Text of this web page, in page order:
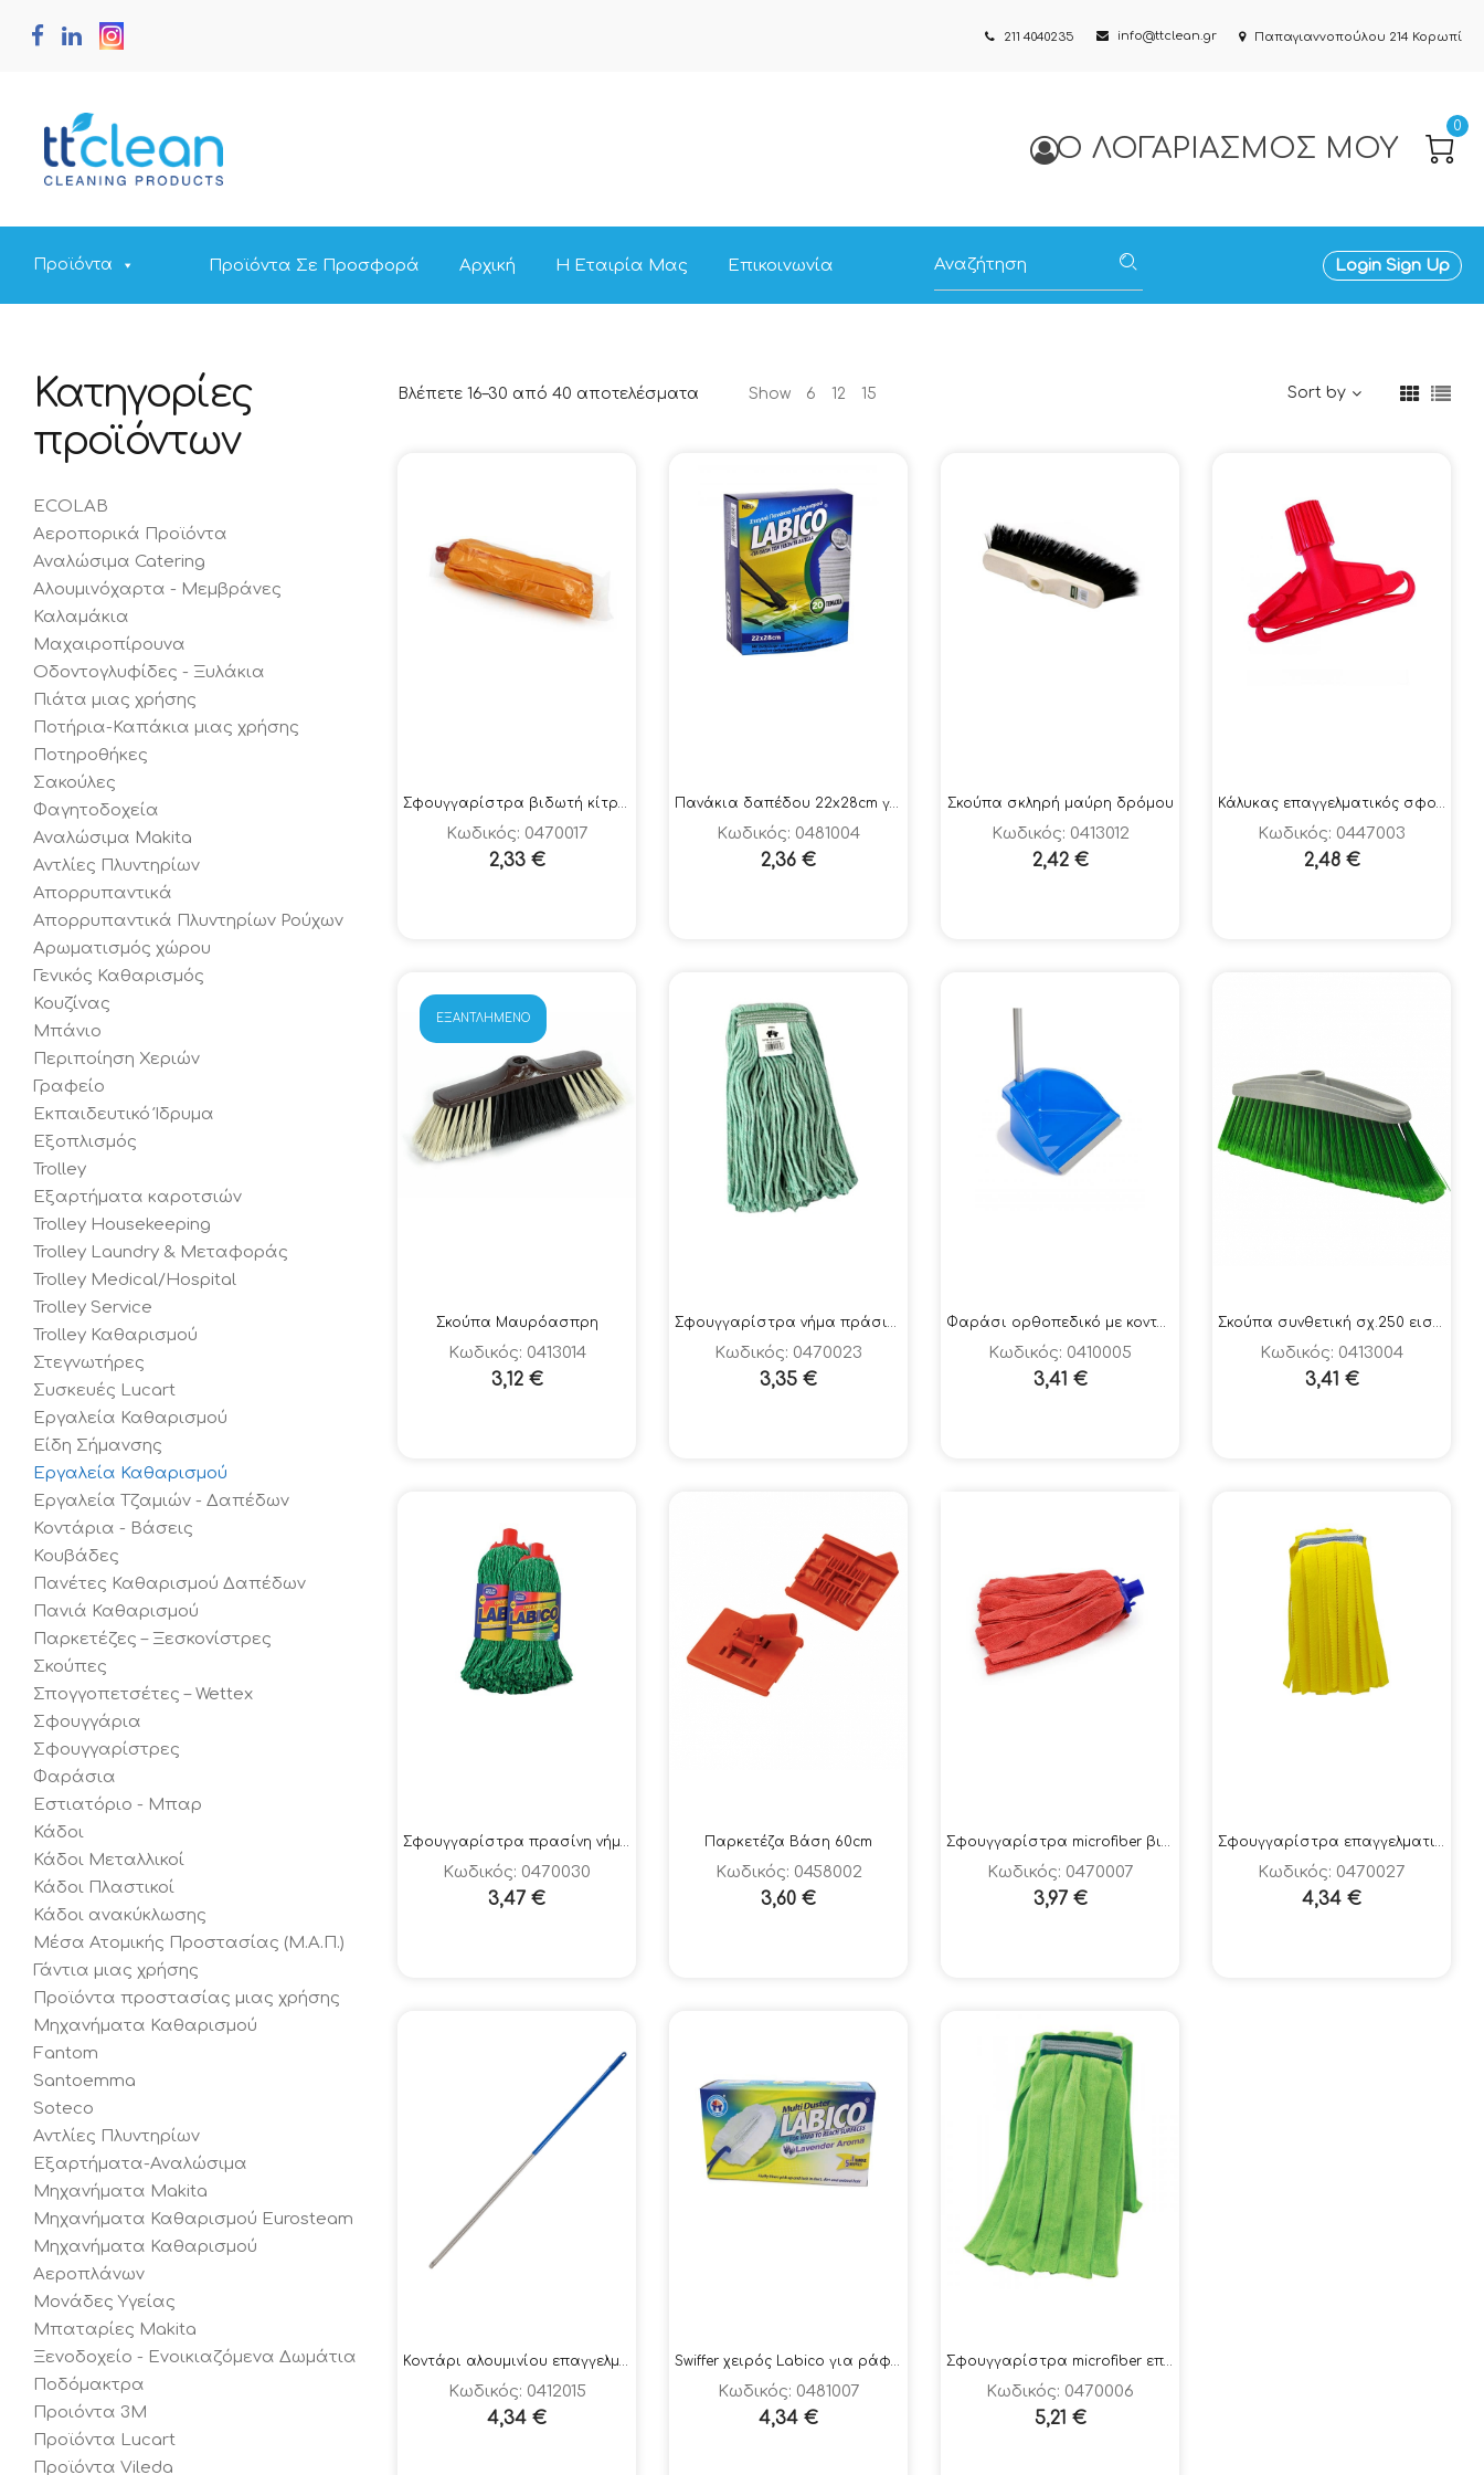
211 4040235 info@ttclean.gr Παπαγιαννοπούλου 214 Κορωπί
Ο ΛΟΓΑΡΙΑΣΜΌΣ ΜΟΥ
0
Προϊόντα Προϊόντα Σε Προσφορά Αρχική Η Εταιρία Μας Επικοινωνία Login Sign Up
Βλέπετε 16–30 από 40 αποτελέσματα Sorted
high
Show 6 12 15 Sort by
Σφουγγαρίστρα βιδωτή κίτρινη WETEX
Κωδικός: 0470017
2,33 €
Πανάκια δαπέδου 22x28cm για βάση Labico
Κωδικός: 0481004
2,36 €
Σκούπα σκληρή μαύρη δρόμου
Κωδικός: 0413012
2,42 €
Κάλυκας επαγγελματικός σφουγγαρίσματος
Κωδικός: 0447003
2,48 €
ΕΞΑΝΤΛΗΜΈΝΟ
Σκούπα Μαυρόασπρη
Κωδικός: 0413014
3,12 €
Σφουγγαρίστρα νήμα πράσινη επαγγελματική 400gr
Κωδικός: 0470023
3,35 €
Φαράσι ορθοπεδικό με κοντάρι ΣΧ 805
Κωδικός: 0410005
3,41 €
Σκούπα συνθετική σχ.250 εισαγωγής
Κωδικός: 0413004
3,41 €
Σφουγγαρίστρα πρασίνη νήμα βιδωτή 250gr
Κωδικός: 0470030
3,47 €
Παρκετέζα Βάση 60cm
Κωδικός: 0458002
3,60 €
Σφουγγαρίστρα microfiber βιδωτή 190 γραμμάρια
Κωδικός: 0470007
3,97 €
Σφουγγαρίστρα επαγγελματική κίτρινη τύπου wettex
Κωδικός: 0470027
4,34 €
Κοντάρι αλουμινίου επαγγελματικό
Κωδικός: 0412015
4,34 €
Swiffer χειρός Labico για ράφια, έπιπλα 6 τεμ.
Κωδικός: 0481007
4,34 €
Σφουγγαρίστρα microfiber επαγγελματική
Κωδικός: 0470006
5,21 €
Κατηγορίες
προϊόντων
ECOLAB
Αεροπορικά Προϊόντα
Αναλώσιμα Catering
Αλουμινόχαρτα - Μεμβράνες
Καλαμάκια
Μαχαιροπίρουνα
Οδοντογλυφίδες - Ξυλάκια
Πιάτα μιας χρήσης
Ποτήρια-Καπάκια μιας χρήσης
Ποτηροθήκες
Σακούλες
Φαγητοδοχεία
Αναλώσιμα Makita
Αντλίες Πλυντηρίων
Απορρυπαντικά
Απορρυπαντικά Πλυντηρίων Ρούχων
Αρωματισμός χώρου
Γενικός Καθαρισμός
Κουζίνας
Μπάνιο
Περιποίηση Χεριών
Γραφείο
Εκπαιδευτικό Ίδρυμα
Εξοπλισμός
Trolley
Εξαρτήματα καροτσιών
Trolley Housekeeping
Trolley Laundry & Μεταφοράς
Trolley Medical/Hospital
Trolley Service
Trolley Καθαρισμού
Στεγνωτήρες
Συσκευές Lucart
Εργαλεία Καθαρισμού
Είδη Σήμανσης
Εργαλεία Καθαρισμού
Εργαλεία Τζαμιών - Δαπέδων
Κοντάρια - Βάσεις
Κουβάδες
Πανέτες Καθαρισμού Δαπέδων
Πανιά Καθαρισμού
Παρκετέζες – Ξεσκονίστρες
Σκούπες
Σπογγοπετσέτες – Wettex
Σφουγγάρια
Σφουγγαρίστρες
Φαράσια
Εστιατόριο - Μπαρ
Κάδοι
Κάδοι Μεταλλικοί
Κάδοι Πλαστικοί
Κάδοι ανακύκλωσης
Μέσα Ατομικής Προστασίας (Μ.Α.Π.)
Γάντια μιας χρήσης
Προϊόντα προστασίας μιας χρήσης
Μηχανήματα Καθαρισμού
Fantom
Santoemma
Soteco
Αντλίες Πλυντηρίων
Εξαρτήματα-Αναλώσιμα
Μηχανήματα Makita
Μηχανήματα Καθαρισμού Eurosteam
Μηχανήματα Καθαρισμού
Αεροπλάνων
Μονάδες Υγείας
Μπαταρίες Makita
Ξενοδοχείο - Ενοικιαζόμενα Δωμάτια
Ποδόμακτρα
Προιόντα 3Μ
Προϊόντα Lucart
Προϊόντα Vileda